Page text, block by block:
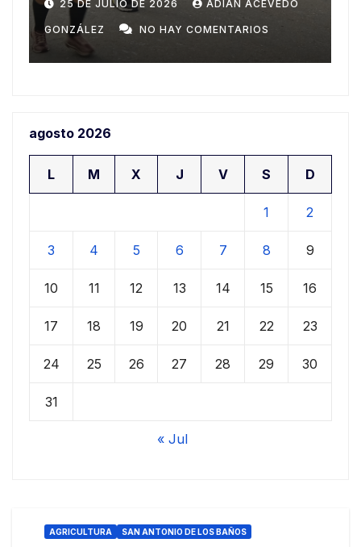
20 DE JULIO DE 2026 ADIAN ACEVEDO
GONZÁLEZ NO HAY COMENTARIOS
agosto 2026
L M X J V S D
1 2
3 4 5 6 7 8 9
10 11 12 13 14 15 16
17 18 19 20 21 22 23
24 25 26 27 28 29 30
31
« Jul
AGRICULTURA SAN ANTONIO DE LOS BAÑOS